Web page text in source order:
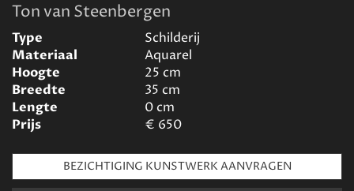
Ton van Steenbergen
Type
Schilderij
Materiaal
Aquarel
Hoogte
25 cm
Breedte
35 cm
Lengte
0cm
Prijs
€ 650
BEZICHTIGING KUNSTWERK AANVRAGEN